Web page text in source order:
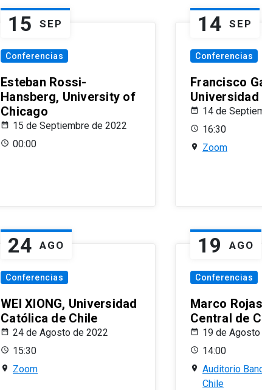
15 SEP
Conferencias
Esteban Rossi-
Hansberg, University of
Chicago
15 de Septiembre de 2022
00:00
14 SEP
Conferencias
Francisco
14 de
16:30
Zoom
24 AGO
Conferencias
WEI XIONG, Universidad
Católica de Chile
24 de Agosto de 2022
15:30
Zoom
19 AGO
Conferencias
Marco
Central de
19 de
14:00
Auditorio
Chile